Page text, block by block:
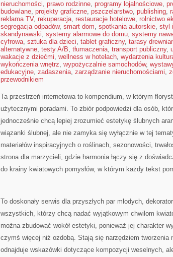
nieruchomości, prawo rodzinne, programy lojalnościowe,
budowlane, projekty graficzne, pszczelarstwo, publishing,
reklama TV, rekuperacja, restauracje hotelowe, rolnictwo
segregacja odpadów, smart dom, spotkania autorskie, styl
skandynawski, systemy alarmowe do domu, systemy
cyfrowa, sztuka dla dzieci, tablet graficzny, tarasy
alternatywne, testy A/B, tłumaczenia, transport publiczny,
wakacje z dziećmi, wellness w hotelach, wydarzenia
wykończenia wnętrz, wypożyczalnie samochodów,
edukacyjne, zadaszenia, zarządzanie nieruchomościami,
przewodnikiem
Ta przestrzeń internetowa to kompendium, w którym
użytecznymi poradami. To zbiór podpowiedzi dla osób,
jednocześnie chcą lepiej zrozumieć estetykę ślubnych
wiązanki ślubnej, ale nie zamyka się wyłącznie w tej
materiałów inspiracyjnych o roślinach, sezonowości,
strona dla marzycieli, gdzie harmonia łączy się z
do krainy kwiatowych pomysłów, w którym każdy tekst
To doskonały serwis dla przyszłych par młodych,
wszystkich, którzy chcą nadać wyjątkowym chwilom
można zbudować wokół estetyki, ponieważ jej charakter
czymś więcej niż ozdobą. Stają się narzędziem tworzenia
odnajduje wskazówki dotyczące kompozycji weselnych,